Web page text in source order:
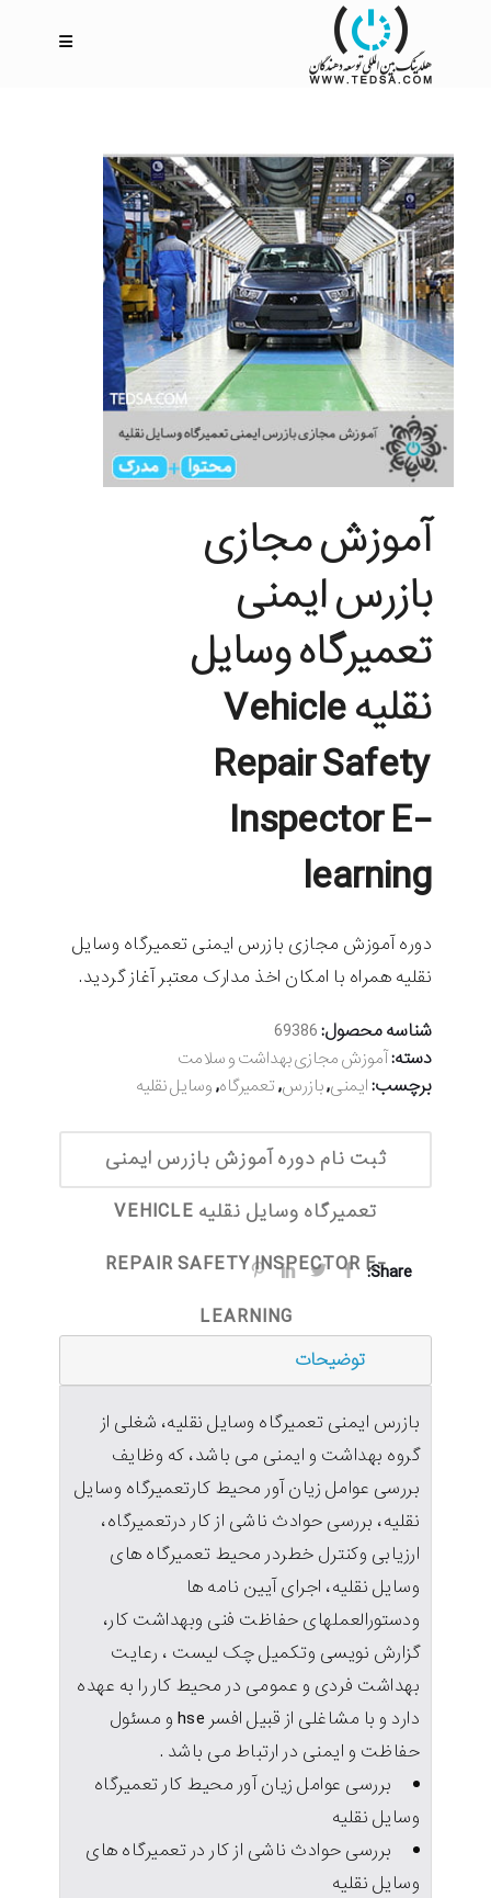
آموزش مجازی
بازرس ایمنی
تعمیرگاه وسایل
نقلیه Vehicle
Repair Safety
Inspector E-
learning
دوره آموزش مجازی بازرس ایمنی تعمیرگاه وسایل
نقلیه همراه با امکان اخذ مدارک معتبر آغاز گردید.
شناسه محصول:69386
دسته:آموزش مجازی بهداشت و سلامت
برچسب:ایمنی,بازرس,تعمیرگاه,وسایل نقلیه
ثبت نام دوره آموزش بازرس ایمنی
تعمیرگاه وسایل نقلیه VEHICLE
REPAIR SAFETY INSPECTOR E-
LEARNING
Share:
توضیحات
بازرس ایمنی تعمیرگاه وسایل نقلیه، شغلی از
گروه بهداشت و ایمنی می باشد، که وظایف
بررسی عوامل زیان آور محیط کارتعمیرگاه وسایل
نقلیه، بررسی حوادث ناشی از کار درتعمیرگاه،
ارزیابی وکنترل خطردر محیط تعمیرگاه های
وسایل نقلیه، اجرای آیین نامه ها
ودستورالعملهای حفاظت فنی وبهداشت کار،
گزارش نویسی وتکمیل چک لیست ، رعایت
بهداشت فردی و عمومی در محیط کار را به عهده
دارد و با مشاغلی از قبیل افسر hse و مسئول
حفاظت و ایمنی در ارتباط می باشد .
بررسی عوامل زیان آور محیط کار تعمیرگاه
وسایل نقلیه
بررسی حوادث ناشی از کار در تعمیرگاه های
وسایل نقلیه